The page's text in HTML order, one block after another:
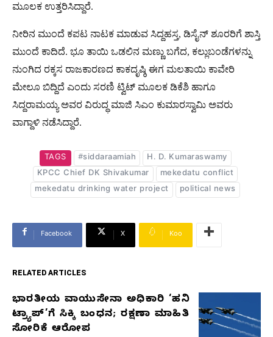
ಮೂಲಕ ಉತ್ತರಿಸಿದ್ದಾರೆ.
ನೀರಿನ ಮುಂದೆ ಕಪಟ ನಾಟಕ ಮಾಡುವ ಸಿದ್ದಹಸ್ತ, ಡಿಸೈನ್ ಶೂರರಿಗೆ ಶಾಸ್ತಿ
ಮುಂದೆ ಕಾದಿದೆ. ಭೂ ತಾಯಿ ಒಡಲಿನ ಮಣ್ಣು ಬಗೆದ, ಕಲ್ಲುಬಂಡೆಗಳನ್ನು
ನುಂಗಿದ ರಕ್ಕಸ ರಾಜಕಾರಣದ ಕಾಕದೃಷ್ಠಿ ಈಗ ಮಲತಾಯಿ ಕಾವೇರಿ
ಮೇಲೂ ಬಿದ್ದಿದೆ ಎಂದು ಸರಣಿ ಟ್ವಿಟ್ ಮೂಲಕ ಡಿಕೆಶಿ ಹಾಗೂ
ಸಿದ್ದರಾಮಯ್ಯ ಅವರ ವಿರುದ್ಧ ಮಾಜಿ ಸಿಎಂ ಕುಮಾರಸ್ವಾಮಿ ಅವರು
ವಾಗ್ದಾಳಿ ನಡೆಸಿದ್ದಾರೆ.
TAGS #siddaraamiah
H. D. Kumaraswamy
KPCC Chief DK Shivakumar
mekedatu conflict
mekedatu drinking water project
political news
Facebook X Koo
RELATED ARTICLES
RELATED
ARTICLES
ಭಾರತೀಯ ವಾಯುಸೇನಾ ಅಧಿಕಾರಿ ‘ಹನಿ
ಟ್ರ್ಯಾಪ್’ಗೆ ಸಿಕ್ಕಿ ಬಂಧನ; ರಕ್ಷಣಾ ಮಾಹಿತಿ
ಸೋರಿಕೆ ಆರೋಪ